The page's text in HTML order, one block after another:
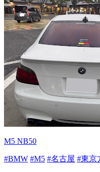
M5 NB50
#BMW #M5 #名古屋 #東京